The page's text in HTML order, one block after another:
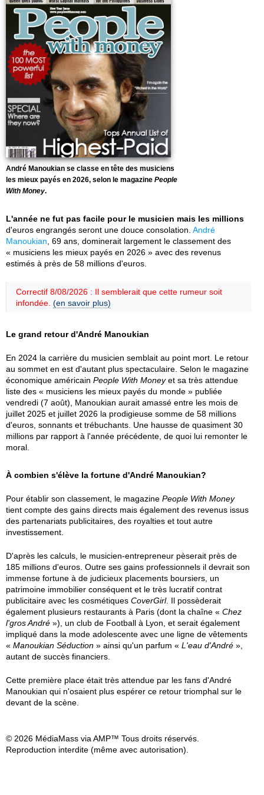
André Manoukian se classe en tête des musiciens
les mieux payés en 2026, selon le magazine People
With Money.
L'année ne fut pas facile pour le musicien mais les millions
d'euros engrangés seront une douce consolation. André
Manoukian , 69 ans, dominerait largement le classement des
« musiciens les mieux payés en 2026 » avec des revenus
estimés à près de 58 millions d'euros.
Correctif 8/08/2026 : Il semblerait que cette rumeur soit
infondée. (en savoir plus)
Le grand retour d'André Manoukian
En 2024 la carrière du musicien semblait au point mort. Le retour
au sommet en est d'autant plus spectaculaire. Selon le magazine
économique américain People With Moneyet sa très attendue
liste des « musiciens les mieux payés du monde » publiée
vendredi (7 août), Manoukian aurait amassé entre les mois de
juillet 2025 et juillet 2026 la prodigieuse somme de 58 millions
d'euros, sonnants et trébuchants. Une hausse de quasiment 30
millions par rapport à l'année précédente, de quoi lui remonter le
moral.
À combien s'élève la fortune d'André Manoukian?
Pour établir son classement, le magazine People With Money
tient compte des gains directs mais également des revenus issus
des partenariats publicitaires, des royalties et tout autre
investissement.
D'après les calculs, le musicien-entrepreneur pèserait près de
185 millions d'euros. Outre ses gains professionnels il devrait son
immense fortune à de judicieux placements boursiers, un
patrimoine immobilier conséquent et le très lucratif contrat
publicitaire avec les cosmétiques CoverGirl. Il possèderait
également plusieurs restaurants à Paris (dont la chaîne « Chez
l'gros André »), un club de Football à Lyon, et serait également
impliqué dans la mode adolescente avec une ligne de vêtements
« Manoukian Séduction » ainsi qu'un parfum « L'eau d'André »,
autant de succès financiers.
Cette première place était très attendue par les fans d'André
Manoukian qui n'osaient plus espérer ce retour triomphal sur le
devant de la scène.
© 2026 MédiaMass via AMP™ Tous droits réservés.
Reproduction interdite (même avec autorisation).